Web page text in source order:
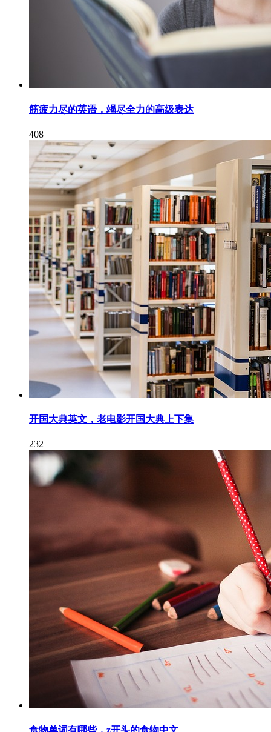
筋疲力尽的英语，竭尽全力的高级表达
408
开国大典英文，老电影开国大典上下集
232
食物单词有哪些，z开头的食物中文